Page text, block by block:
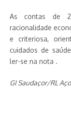
As contas de
racionalidade
e criteriosa,
cuidados de
ler-se na nota .
GI Saudaçor/RL